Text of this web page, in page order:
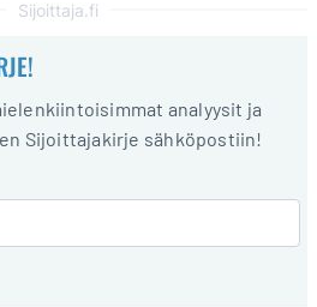
Sijoittaja.fi
analyysit ja
Sijoittajakirje sähköpostiin!